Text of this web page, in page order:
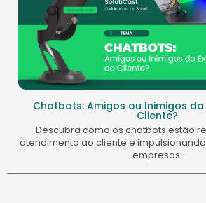
Chatbots: Amigos ou Inimigos da
Cliente?
Descubra como os chatbots estão
atendimento ao cliente e
empresas.